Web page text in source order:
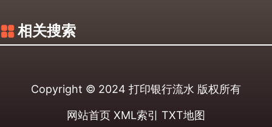
相关搜索
Copyright © 2024 打印银行流水 版权所有
网站首页 XML索引 TXT地图